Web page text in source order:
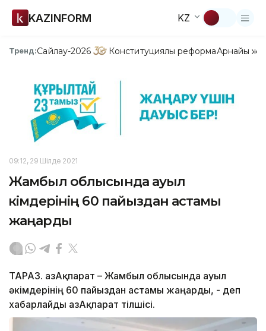
KAZINFORM KZ
Тренд:Сайлау-2026 Конституциялық реформаАрнайы
09:12, 29 Шілде 2021
Жамбыл облысында ауыл
әкімдерінің 60 пайыздан астамы
жаңарды
ТАРАЗ. ҚазАқпарат – Жамбыл облысында ауыл
әкімдерінің 60 пайыздан астамы жаңарды, - деп
хабарлайды ҚазАқпарат тілшісі.